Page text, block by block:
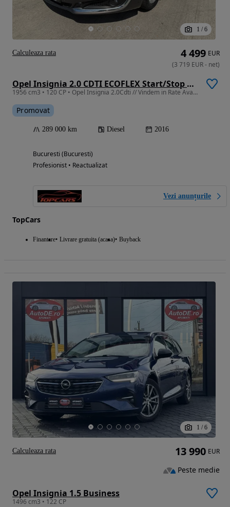
1 / 6
Opel Insignia 2.0 CDTI ECOFLEX Start/Stop Business Edition
1956 cm3 • 120 CP • Opel Insignia 2.0Cdti // Vindem in Rate Avans Zero cu Buletinul //
Promovat
289 000 km Diesel 2016
Bucuresti (Bucuresti)
Profesionist • Reactualizat
Vezi anunțurile
TopCars
Finantare Livrare gratuita (acasa) Buyback
4 499 EUR
(3 719 EUR- net)
Calculeaza rata
1 / 6
Opel Insignia 1.5 Business
1496 cm3 • 122 CP
13 990 EUR
Peste medie
Calculeaza rata